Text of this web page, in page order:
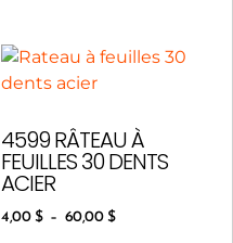
4599 RÂTEAU À
FEUILLES 30 DENTS
ACIER
4,00 $ – 60,00 $